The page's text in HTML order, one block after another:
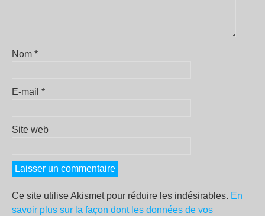
Nom *
E-mail *
Site web
Ce site utilise Akismet pour réduire les indésirables. En
savoir plus sur la façon dont les données de vos